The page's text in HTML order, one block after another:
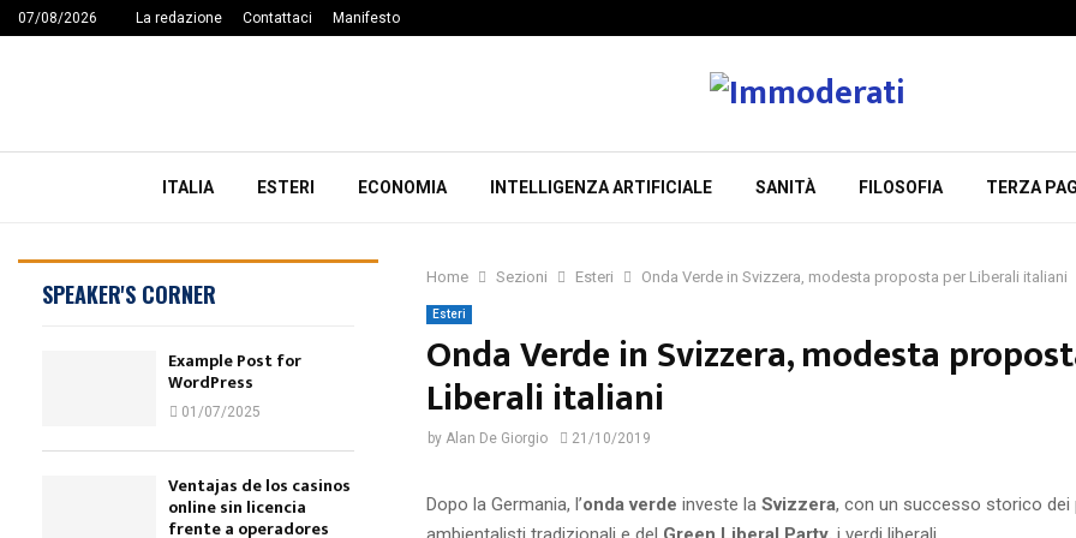
07/08/2026 La redazione Contattaci Manifesto
ITALIA ESTERI ECONOMIA INTELLIGENZA ARTIFICIALE SANITÀ FILOSOFIA TERZA
Home Sezioni Esteri Onda Verde in Svizzera, modesta proposta per Liberali italiani
Esteri
Onda Verde in Svizzera, modesta
Liberali italiani
by Alan De Giorgio 21/10/2019
Dopo la Germania, l’onda verde investe la Svizzera, con un successo storico dei
SPEAKER'S CORNER
Example Post for
WordPress
01/07/2025
Ventajas de los casinos
online sin licencia
frente a operadores